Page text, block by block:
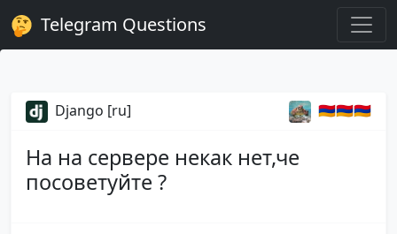
Telegram Questions
Django [ru] 🇦🇲🇦🇲🇦🇲
На на сервере некак нет,че
посоветуйте ?